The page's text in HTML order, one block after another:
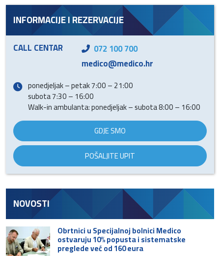
INFORMACIJE I REZERVACIJE
CALL CENTAR
072 100 700
medico@medico.hr
ponedjeljak – petak 7:00 – 21:00
subota 7:30 – 16:00
Walk-in ambulanta: ponedjeljak – subota 8:00 – 16:00
GDJE SMO
POŠALJITE UPIT
NOVOSTI
Obrtnici u Specijalnoj bolnici Medico
ostvaruju 10% popusta i sistematske
preglede već od 160 eura